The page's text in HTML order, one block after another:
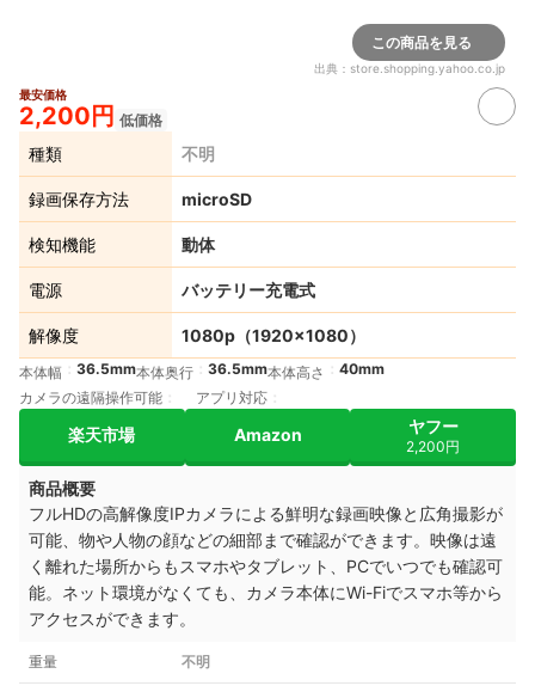
この商品を見る
出典： store.shopping.yahoo.co.jp
最安価格
2,200円 低価格
種類 不明
録画保存方法 microSD
検知機能 動体
電源 バッテリー充電式
解像度 1080p（1920×1080）
本体幅 36.5mm本体奥行 36.5mm本体高さ
40mm
カメラの遠隔操作可能
アプリ対応
楽天市場 Amazon ヤフー
2,200円
商品概要
フルHDの高解像度IPカメラによる鮮明な録画映像と広角撮影が
可能、 物や人物の顔などの細部まで確認ができます。 映像は遠
く離れた場所からもスマホやタブレット、PCでいつでも確認可
能。 ネット環境がなくても、カメラ本体にWi-Fiでスマホ等から
アクセスができます。
重量 不明